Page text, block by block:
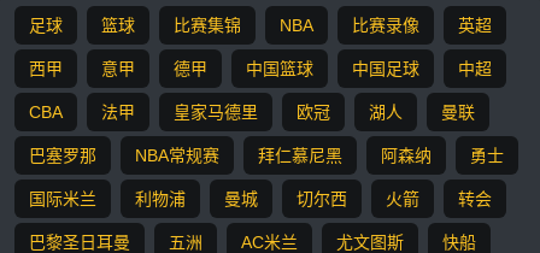
足球 篮球 比赛集锦 NBA 比赛录像 英超
西甲 意甲 德甲 中国篮球 中国足球 中超
CBA 法甲 皇家马德里 欧冠 湖人 曼联
巴塞罗那 NBA常规赛 拜仁慕尼黑 阿森纳 勇士
国际米兰 利物浦 曼城 切尔西 火箭 转会
巴黎圣日耳曼 五洲 AC米兰 尤文图斯 快船